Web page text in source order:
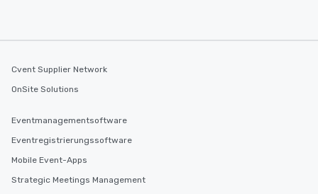
Cvent Supplier Network
OnSite Solutions
Eventmanagementsoftware
Eventregistrierungssoftware
Mobile Event-Apps
Strategic Meetings Management